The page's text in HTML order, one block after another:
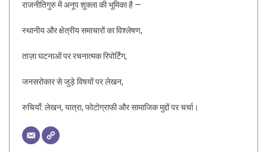
राजनीतिगुरु में अनूप शुक्ला की भूमिका है —
स्थानीय और क्षेत्रीय समाचारों का विश्लेषण,
ताज़ा घटनाओं पर रचनात्मक रिपोर्टिंग,
जनसरोकार से जुड़े विषयों पर लेखन,
रुचियाँ: लेखन, यात्रा, फोटोग्राफी और सामाजिक मुद्दों पर चर्चा।